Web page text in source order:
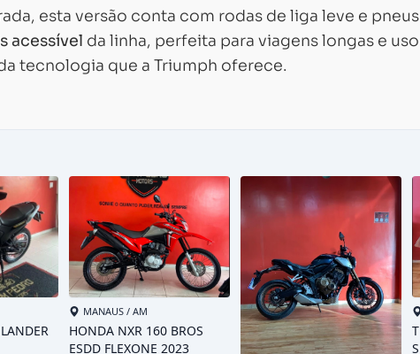
esta versão conta com rodas de liga leve e pneus
acessível da linha, perfeita para viagens longas e uso
tecnologia que a Triumph oferece.